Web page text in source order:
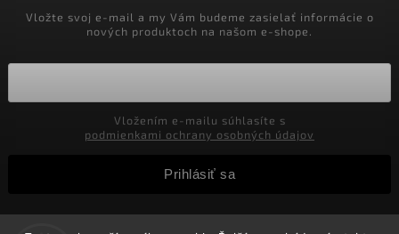
Vložte svoj e-mail a my Vám budeme zasielať informácie o
nových produktoch na našom e-shope.
podmienkami ochrany osobných údajov
Prihlásiť sa